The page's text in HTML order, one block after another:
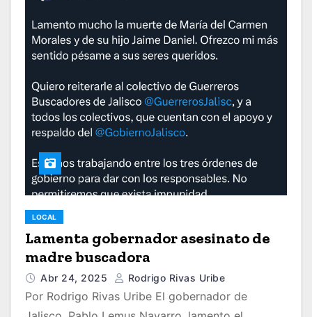
LOCAL
Lamenta gobernador asesinato de
madre buscadora
Abr 24, 2025 Rodrigo Rivas Uribe
Por Rodrigo Rivas Uribe El gobernador de